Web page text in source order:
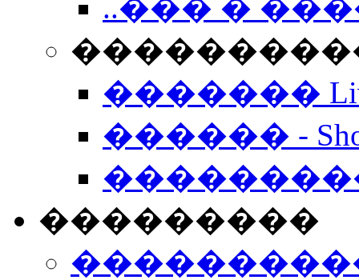
..��� �
����������
�������
������ -
���������